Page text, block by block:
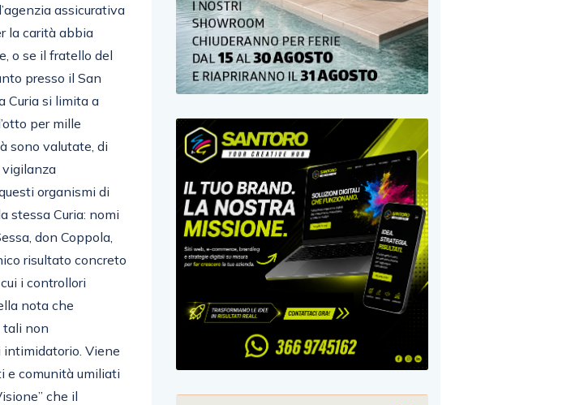
assicurativa
la carità abbia
o se il fratello del
presso il San
Curia si limita a
per mille
sono valutate, di
organismi di
stessa Curia: nomi
don Coppola,
risultato concreto
i controllori
nota che
tali non
intimidatorio. Viene
e comunità umiliati
che il